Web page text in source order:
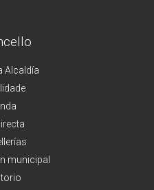
Alcaldía
municipal